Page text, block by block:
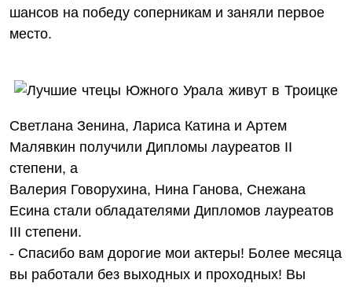
шансов на победу соперникам и заняли первое
место.
Светлана Зенина, Лариса Катина и Артем
Малявкин получили Дипломы лауреатов II
степени, а
Валерия Говорухина, Нина Ганова, Снежана
Есина стали обладателями Дипломов лауреатов
III степени.
- Спасибо вам дорогие мои актеры! Более месяца
вы работали без выходных и проходных! Вы